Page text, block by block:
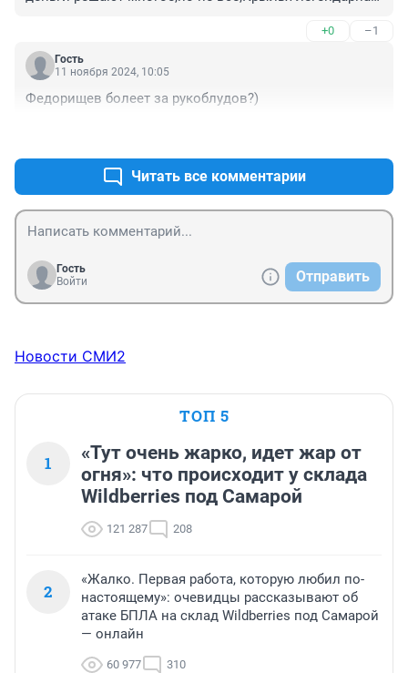
+0 –1
Гость
11 ноября 2024, 10:05
Федорищев болеет за рукоблудов?)
Читать все комментарии
Гость
Войти
Отправить
Новости СМИ2
ТОП 5
1
«Тут очень жарко, идет жар от
огня»: что происходит у склада
Wildberries под Самарой
121 287 208
2
«Жалко. Первая работа, которую любил по-
настоящему»: очевидцы рассказывают об
атаке БПЛА на склад Wildberries под Самарой
— онлайн
60 977 310